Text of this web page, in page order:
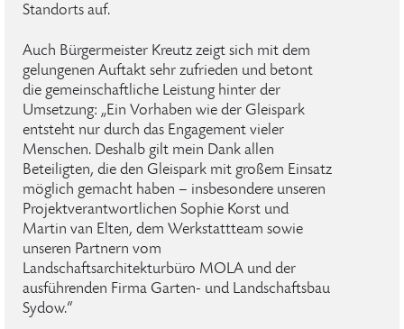
Standorts auf.
Auch Bürgermeister Kreutz zeigt sich mit dem
gelungenen Auftakt sehr zufrieden und betont
die gemeinschaftliche Leistung hinter der
Umsetzung: „Ein Vorhaben wie der Gleispark
entsteht nur durch das Engagement vieler
Menschen. Deshalb gilt mein Dank allen
Beteiligten, die den Gleispark mit großem Einsatz
möglich gemacht haben – insbesondere unseren
Projektverantwortlichen Sophie Korst und
Martin van Elten, dem Werkstattteam sowie
unseren Partnern vom
Landschaftsarchitekturbüro MOLA und der
ausführenden Firma Garten- und Landschaftsbau
Sydow.“